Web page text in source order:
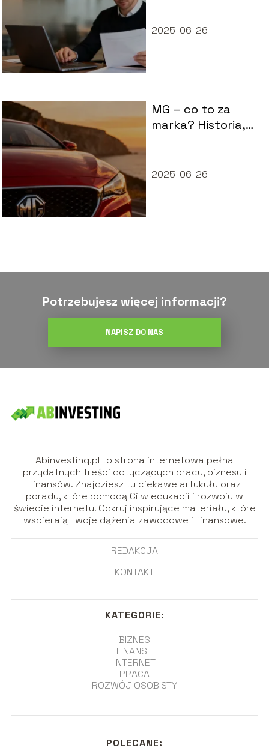
2025-06-26
MG – co to za
marka? Historia,
2025-06-26
Potrzebujesz więcej informacji?
NAPISZ DO NAS
Abinvesting.pl to strona internetowa pełna
przydatnych treści dotyczących pracy, biznesu i
finansów. Znajdziesz tu ciekawe artykuły oraz
porady, które pomogą Ci w edukacji i rozwoju w
świecie internetu. Odkryj inspirujące materiały, które
wspierają Twoje dążenia zawodowe i finansowe.
REDAKCJA
KONTAKT
KATEGORIE:
BIZNES
FINANSE
INTERNET
PRACA
ROZWÓJ OSOBISTY
POLECANE: